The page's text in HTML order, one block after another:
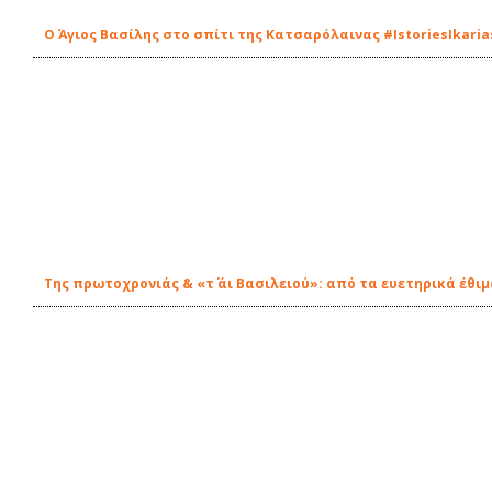
Ο Άγιος Βασίλης στο σπίτι της Κατσαρόλαινας
Της πρωτοχρονιάς & «τ΄ άι Βασιλειού»: από τα ευετηρικά